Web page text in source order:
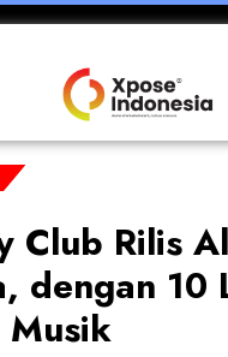
Club Rilis
dengan 10